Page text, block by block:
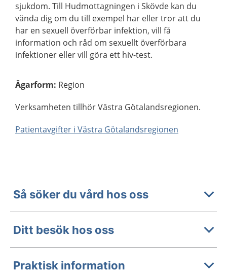
sjukdom. Till Hudmottagningen i Skövde kan du
vända dig om du till exempel har eller tror att du
har en sexuell överförbar infektion, vill få
information och råd om sexuellt överförbara
infektioner eller vill göra ett hiv-test.
Ägarform: Region
Verksamheten tillhör Västra Götalandsregionen.
Patientavgifter i Västra Götalandsregionen
Så söker du vård hos oss
Ditt besök hos oss
Praktisk information